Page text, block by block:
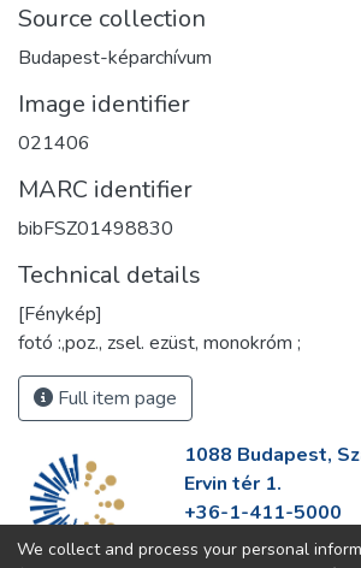
Source collection
Budapest-képarchívum
Image identifier
021406
MARC identifier
bibFSZ01498830
Technical details
[Fénykép]
fotó :,poz., zsel. ezüst, monokróm ;
Full item page
1088 Budapest,
Ervin tér 1.
+36-1-411-5000
info@fszek.hu
We collect and process your personal